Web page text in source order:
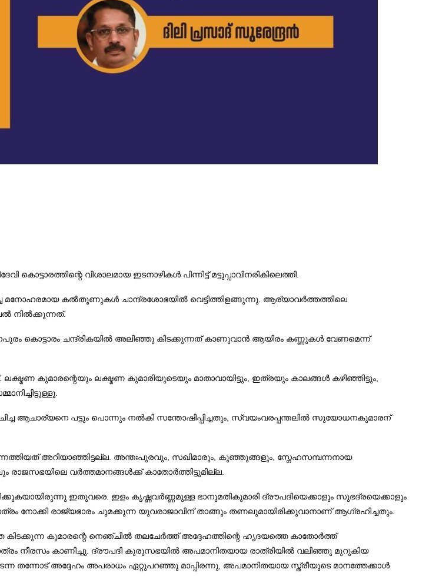
വിശാലമായ ഇടനാഴികൾ പിന്നിട്ട് മട്ടുപ്പാവിനരികിലെത്തി.
മനോഹരമായ കൽതൂണുകൾ ചാന്ദ്രശോഭയിൽ വെട്ടിത്തിളങ്ങുന്നു. ആര്യാവർത്തത്തിലെ
നിൽക്കുന്നത്.
കൊട്ടാരം ചന്ദ്രികയിൽ അലിഞ്ഞു കിടക്കുന്നത് കാണുവാൻ ആയിരം കണ്ണുകൾ വേണമെന്ന്
കുമാരന്റെയും ലക്ഷ്മണ കുമാരിയുടെയും മാതാവായിട്ടും, ഇത്രയും കാലങ്ങൾ കഴിഞ്ഞിട്ടും,
ആചാര്യനെ പട്ടും പൊന്നും നൽകി സന്തോഷിപ്പിച്ചതും, സ്വയംവരപ്പന്തലിൽ സുയോധനകുമാരന്
അറിയാഞ്ഞിട്ടല്ല. അന്തഃപുരവും, സഖിമാരും, കുഞ്ഞുങ്ങളും, സ്നേഹസമ്പന്നനായ
വർത്തമാനങ്ങൾക്ക് കാതോർത്തിട്ടുമില്ല.
ഇതുവരെ. ഇളം കൃഷ്ണവർണ്ണമുള്ള ഭാനുമതികുമാരി ദ്രൗപദിയെക്കാളും സുഭദ്രയെക്കാളും
നോക്കി രാജ്യഭാരം ചുമക്കുന്ന യുവരാജാവിന് താങ്ങും തണലുമായിരിക്കുവാനാണ് ആഗ്രഹിച്ചതും.
കിടക്കുന്ന കുമാരന്റെ നെഞ്ചിൽ തലചേർത്ത് അദ്ദേഹത്തിന്റെ ഹൃദയത്തെ കാതോർത്ത്
നീരസം കാണിച്ചു. ദ്രൗപദി കുരുസഭയിൽ അപമാനിതയായ രാത്രിയിൽ വലിഞ്ഞു മുറുകിയ
അദ്ദേഹം അപരാധം ഏറ്റുപറഞ്ഞു മാപ്പിരന്നു, അപമാനിതയായ സ്ത്രീയുടെ മാനത്തേക്കാൾ